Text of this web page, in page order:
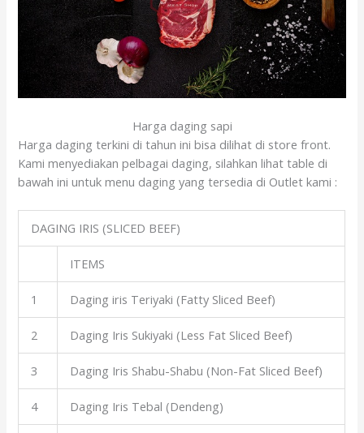
Harga daging sapi
Harga daging terkini di tahun ini bisa dilihat di store front.
Kami menyediakan pelbagai daging, silahkan lihat table di
bawah ini untuk menu daging yang tersedia di Outlet kami :
DAGING IRIS (SLICED BEEF)
ITEMS
1 Daging iris Teriyaki (Fatty Sliced Beef)
2 Daging Iris Sukiyaki (Less Fat Sliced Beef)
3 Daging Iris Shabu-Shabu (Non-Fat Sliced Beef)
4 Daging Iris Tebal (Dendeng)